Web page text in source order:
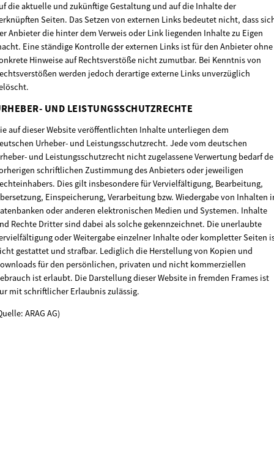
die aktuelle und zukünftige Gestaltung und auf die Inhalte der
Seiten. Das Setzen von externen Links bedeutet nicht, dass
Anbieter die hinter dem Verweis oder Link liegenden Inhalte zu Eigen
Eine ständige Kontrolle der externen Links ist für den Anbieter ohne
Hinweise auf Rechtsverstöße nicht zumutbar. Bei Kenntnis von
werden jedoch derartige externe Links unverzüglich
UND LEISTUNGSSCHUTZRECHTE
auf dieser Website veröffentlichten Inhalte unterliegen dem
Urheber- und Leistungsschutzrecht. Jede vom deutschen
und Leistungsschutzrecht nicht zugelassene Verwertung bedarf
schriftlichen Zustimmung des Anbieters oder jeweiligen
Dies gilt insbesondere für Vervielfältigung, Bearbeitung,
Einspeicherung, Verarbeitung bzw. Wiedergabe von Inhalten
oder anderen elektronischen Medien und Systemen. Inhalte
Rechte Dritter sind dabei als solche gekennzeichnet. Die unerlaubte
oder Weitergabe einzelner Inhalte oder kompletter Seiten
gestattet und strafbar. Lediglich die Herstellung von Kopien und
für den persönlichen, privaten und nicht kommerziellen
ist erlaubt. Die Darstellung dieser Website in fremden Frames ist
mit schriftlicher Erlaubnis zulässig.
ARAG AG)